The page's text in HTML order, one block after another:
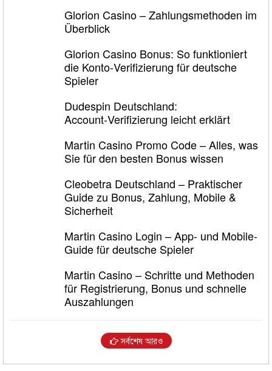
Glorion Casino – Zahlungsmethoden im
Überblick
Glorion Casino Bonus: So funktioniert
die Konto‑Verifizierung für deutsche
Spieler
Dudespin Deutschland:
Account‑Verifizierung leicht erklärt
Martin Casino Promo Code – Alles, was
Sie für den besten Bonus wissen
Cleobetra Deutschland – Praktischer
Guide zu Bonus, Zahlung, Mobile &
Sicherheit
Martin Casino Login – App- und Mobile-
Guide für deutsche Spieler
Martin Casino – Schritte und Methoden
für Registrierung, Bonus und schnelle
Auszahlungen
সর্বশেষ আরও